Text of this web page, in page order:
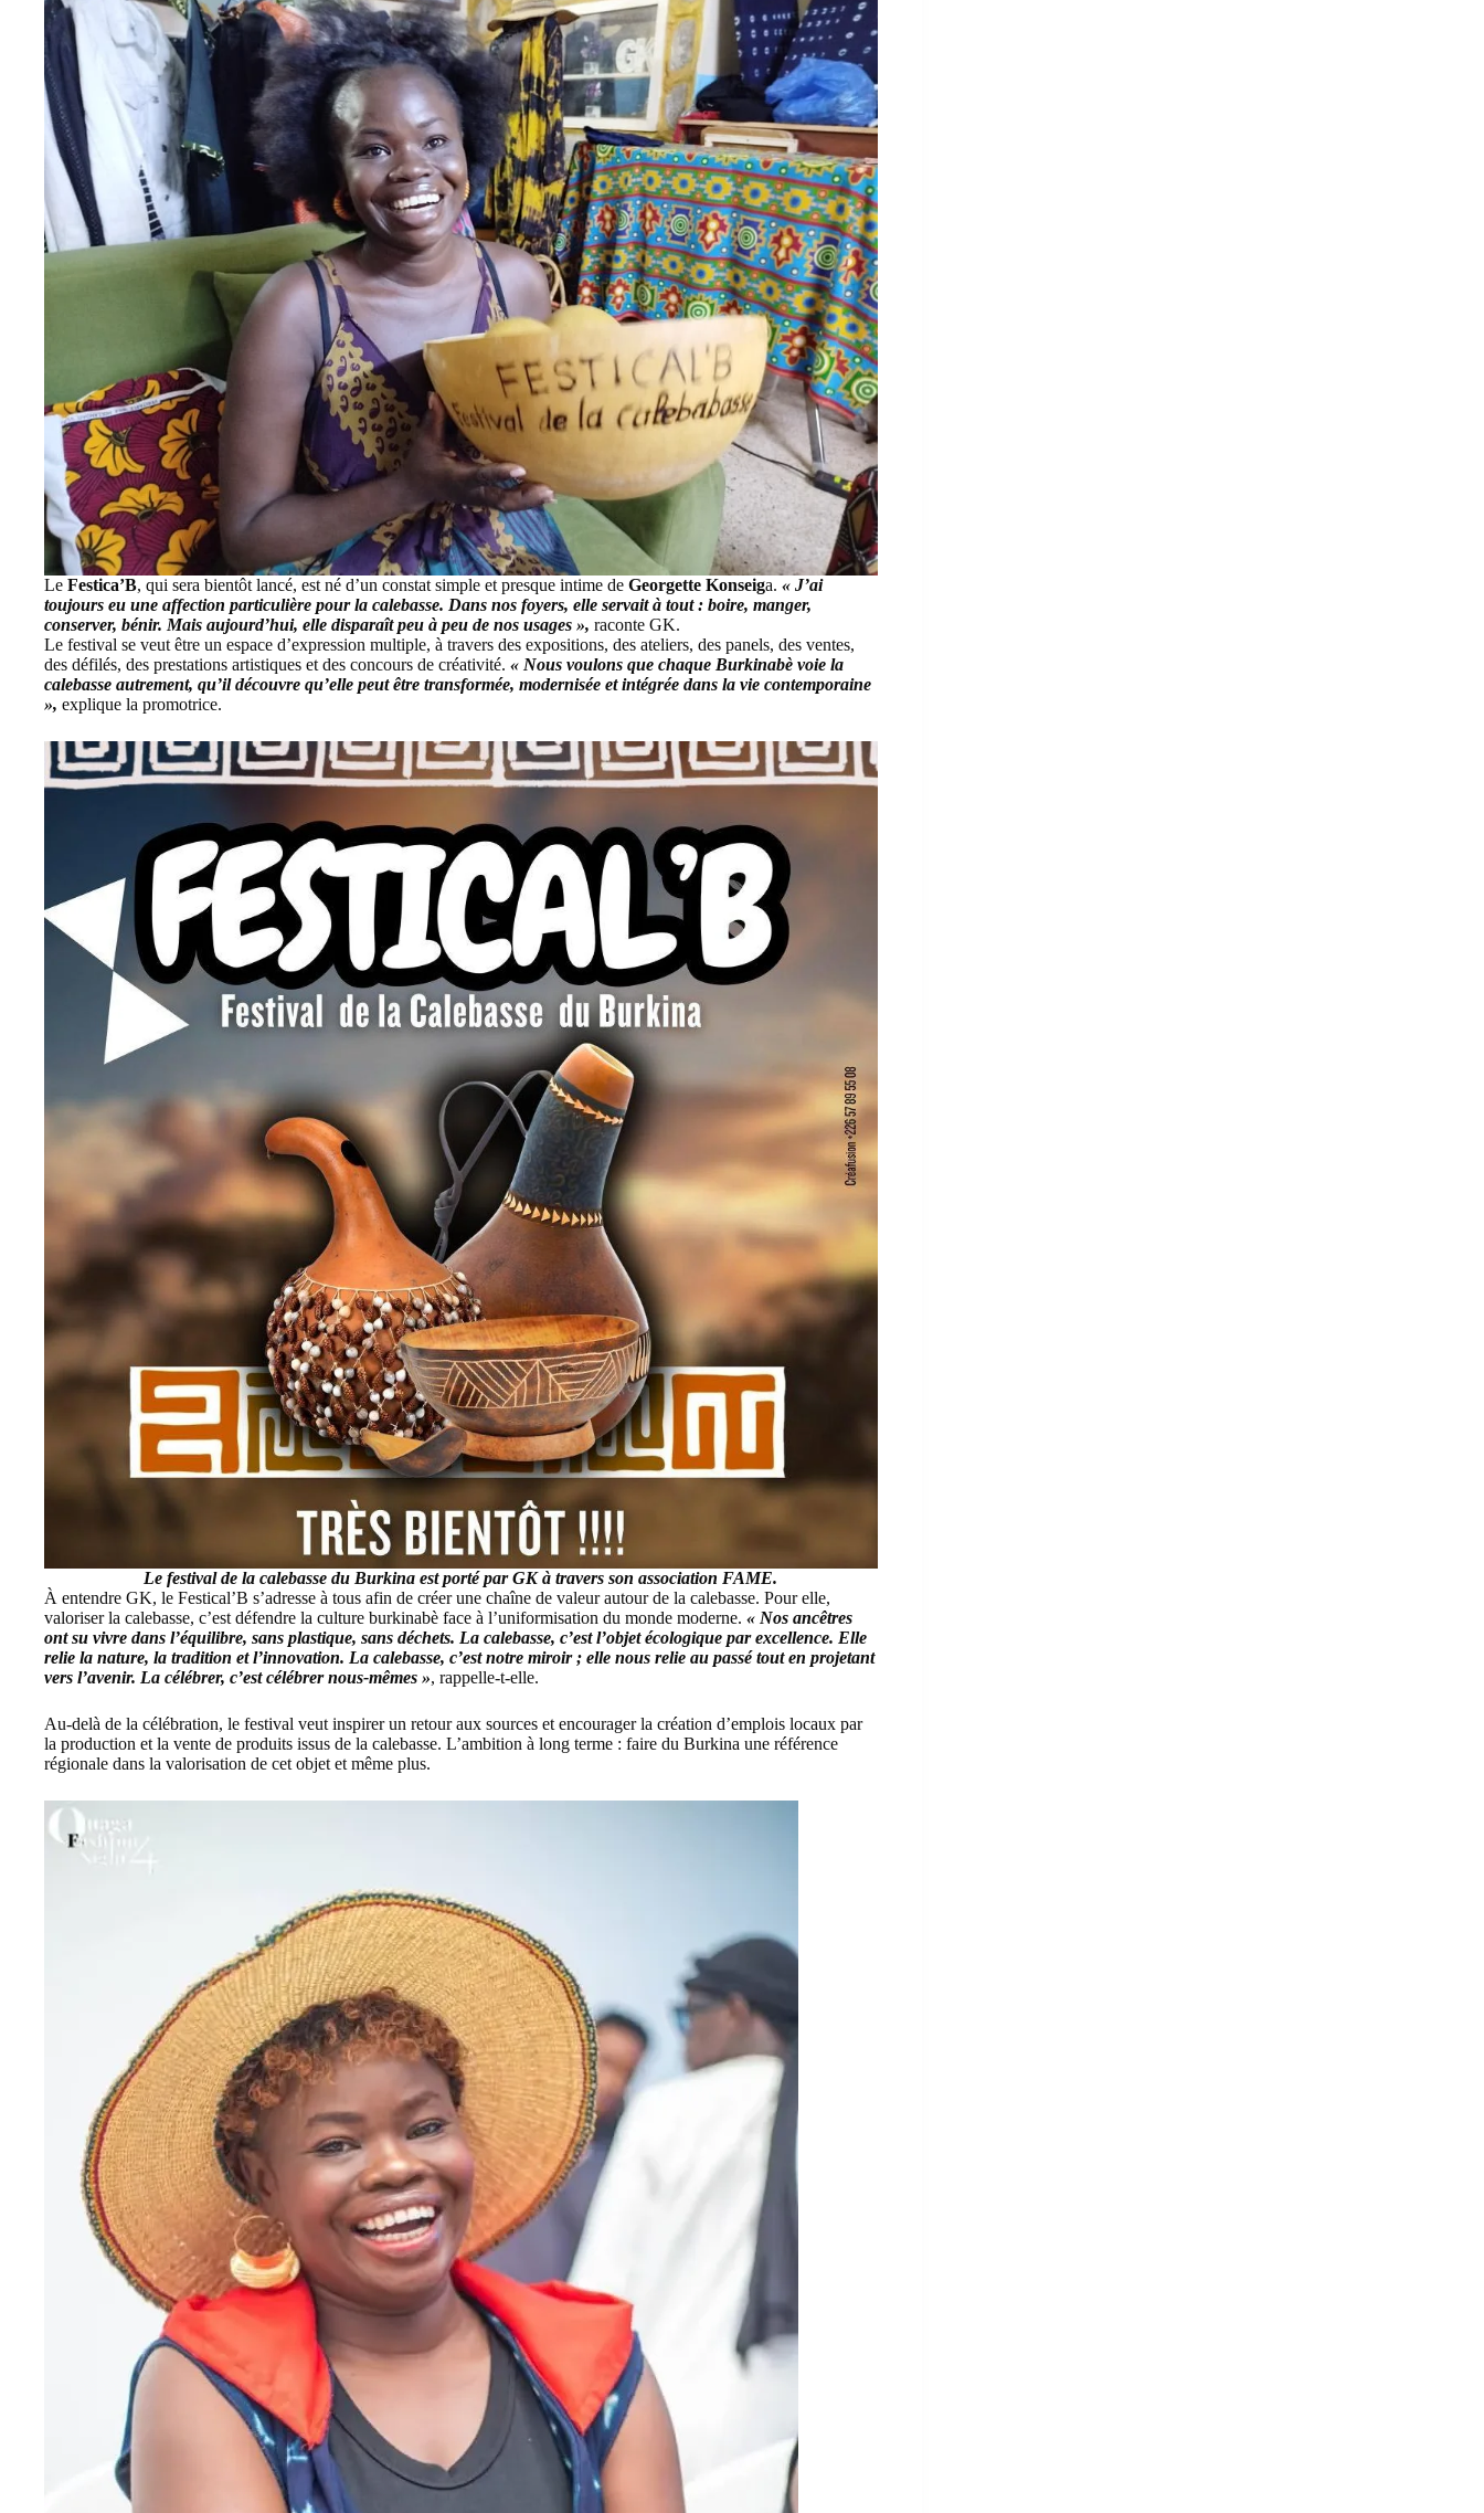
Le Festica’B, qui sera bientôt lancé, est né d’un constat simple et presque intime de Georgette Konseiga. « J’ai
toujours eu une affection particulière pour la calebasse. Dans nos foyers, elle servait à tout : boire, manger,
conserver, bénir. Mais aujourd’hui, elle disparaît peu à peu de nos usages », raconte GK.
Le festival se veut être un espace d’expression multiple, à travers des expositions, des ateliers, des panels, des ventes,
des défilés, des prestations artistiques et des concours de créativité. « Nous voulons que chaque Burkinabè voie la
calebasse autrement, qu’il découvre qu’elle peut être transformée, modernisée et intégrée dans la vie contemporaine
», explique la promotrice.
Le festival de la calebasse du Burkina est porté par GK à travers son association FAME.
À entendre GK, le Festical’B s’adresse à tous afin de créer une chaîne de valeur autour de la calebasse. Pour elle,
valoriser la calebasse, c’est défendre la culture burkinabè face à l’uniformisation du monde moderne. « Nos ancêtres
ont su vivre dans l’équilibre, sans plastique, sans déchets. La calebasse, c’est l’objet écologique par excellence. Elle
relie la nature, la tradition et l’innovation. La calebasse, c’est notre miroir ; elle nous relie au passé tout en projetant
vers l’avenir. La célébrer, c’est célébrer nous-mêmes », rappelle-t-elle.
Au-delà de la célébration, le festival veut inspirer un retour aux sources et encourager la création d’emplois locaux par
la production et la vente de produits issus de la calebasse. L’ambition à long terme : faire du Burkina une référence
régionale dans la valorisation de cet objet et même plus.